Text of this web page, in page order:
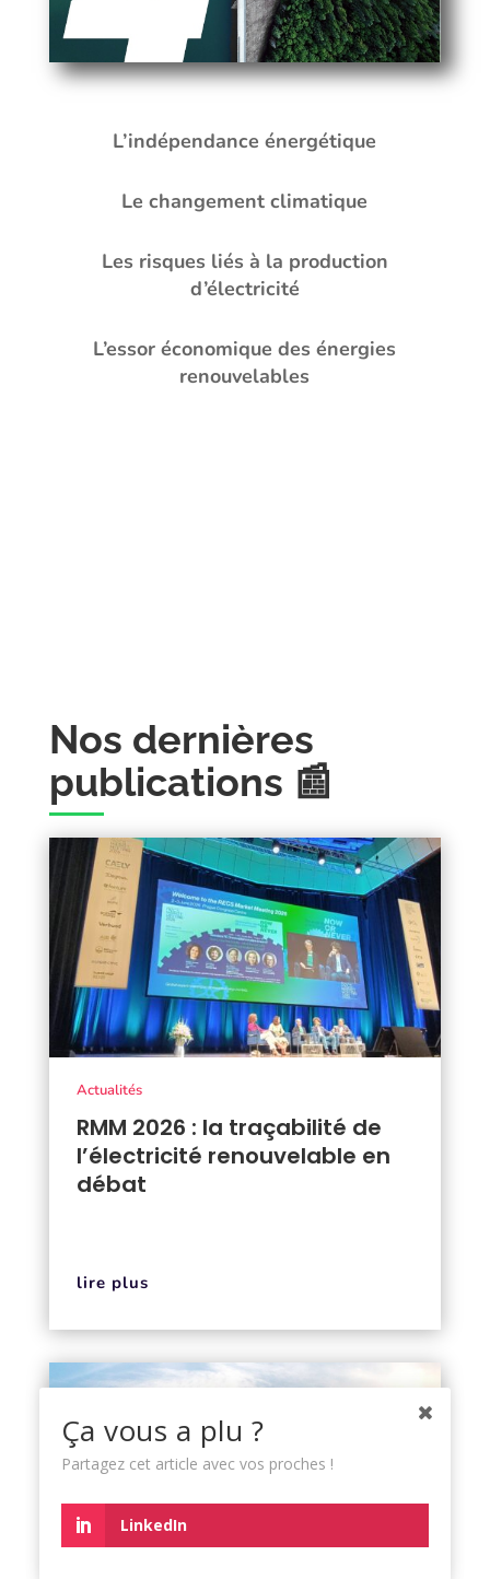
L’indépendance énergétique
Le changement climatique
Les risques liés à la production
d’électricité
L’essor économique des énergies
renouvelables
Nos dernières
publications 📰
RMM 2026 : la traçabilité de
l’électricité renouvelable en
débat
Actualités
lire plus
Ça vous a plu ?
Partagez cet article avec vos proches !
LinkedIn